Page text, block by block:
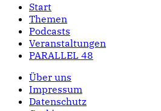
Start
Themen
Podcasts
Veranstaltungen
PARALLEL 48
Über uns
Impressum
Datenschutz